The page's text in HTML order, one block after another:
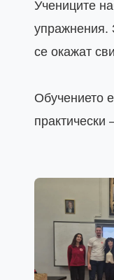
Учениците
упражнения.
се окажат
Обучението
практически